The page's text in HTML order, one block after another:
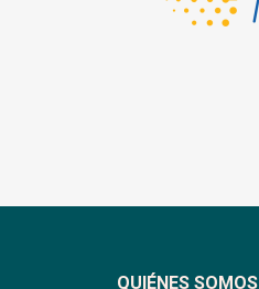
QUIÉNES SOMOS